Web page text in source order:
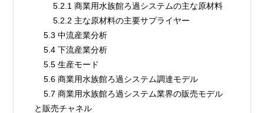
        5.2.1 商業用水族館ろ過システムの主な原材料
        5.2.2 主な原材料の主要サプライヤー
    5.3 中流産業分析
    5.4 下流産業分析
    5.5 生産モード
    5.6 商業用水族館ろ過システム調達モデル
    5.7 商業用水族館ろ過システム業界の販売モデル
と販売チャネル